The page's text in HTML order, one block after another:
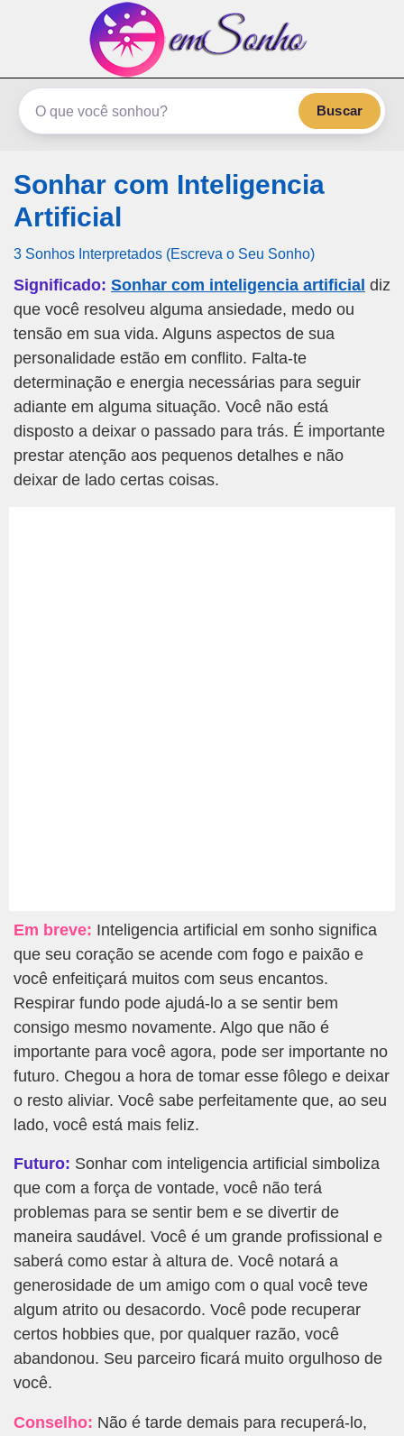
emSonho.com
Os sonhos significam mais
Buscar
Sonhar com Inteligencia
Artificial
3 Sonhos Interpretados (Escreva o Seu Sonho)
Significado: Sonhar com inteligencia artificial diz
que você resolveu alguma ansiedade, medo ou
tensão em sua vida. Alguns aspectos de sua
personalidade estão em conflito. Falta-te
determinação e energia necessárias para seguir
adiante em alguma situação. Você não está
disposto a deixar o passado para trás. É importante
prestar atenção aos pequenos detalhes e não
deixar de lado certas coisas.
Em breve: Inteligencia artificial em sonho significa
que seu coração se acende com fogo e paixão e
você enfeitiçará muitos com seus encantos.
Respirar fundo pode ajudá-lo a se sentir bem
consigo mesmo novamente. Algo que não é
importante para você agora, pode ser importante no
futuro. Chegou a hora de tomar esse fôlego e deixar
o resto aliviar. Você sabe perfeitamente que, ao seu
lado, você está mais feliz.
Futuro: Sonhar com inteligencia artificial simboliza
que com a força de vontade, você não terá
problemas para se sentir bem e se divertir de
maneira saudável. Você é um grande profissional e
saberá como estar à altura de. Você notará a
generosidade de um amigo com o qual você teve
algum atrito ou desacordo. Você pode recuperar
certos hobbies que, por qualquer razão, você
abandonou. Seu parceiro ficará muito orgulhoso de
você.
Conselho: Não é tarde demais para recuperá-lo,